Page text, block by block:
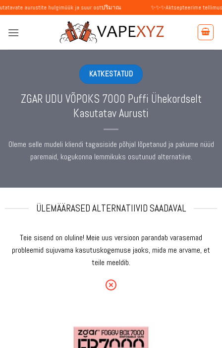
Skip
to
content
hulgimüük ja suur ostปริมาณ ✨✨✨Aktsepteerime tellimusi
KATKESTATUD
ZGAR UDU VÕPOKS 7000 Puffi Ühekordselt
Kasutatav Aurusti
Oleme selle mudeli kliendi tagasiside põhjal lõpetanud ja pakume nüüd
paremaid, kogukonna lemmikuks osutunud alternatiive.
ÜLEMÄÄRASED ALTERNATIIVID SAADAVAL
Teie sisend on oluline! Meie uus versioon parandab varasemad
probleemid sujuvama kasutuskogemuse jaoks, mida me arvame, et
teile meeldib.